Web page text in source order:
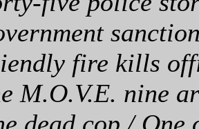
fire kills
M.O.V.E. nine